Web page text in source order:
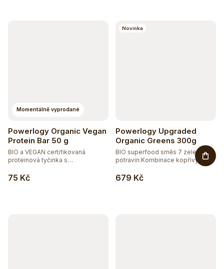
Momentálně vyprodané
Powerlogy Organic Vegan
Protein Bar 50 g
75 Kč
BIO a VEGAN certifikovaná
proteinová tyčinka s
Novinka
Powerlogy Upgraded
Organic Greens 300g
679 Kč
BIO superfood směs 7 zelených
potravin.Kombinace kopřivy,...
Těžko po jídle?